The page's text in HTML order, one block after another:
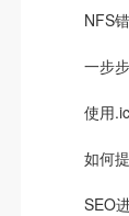
NFS
一步
使用
如何
SEO